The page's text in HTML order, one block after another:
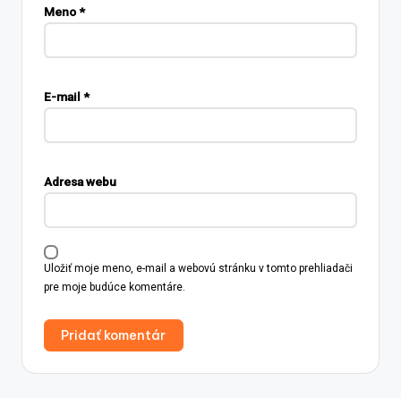
Meno*
E-mail *
Adresa webu
Uložiť moje meno, e-mail a webovú stránku v tomto prehliadači
pre moje budúce komentáre.